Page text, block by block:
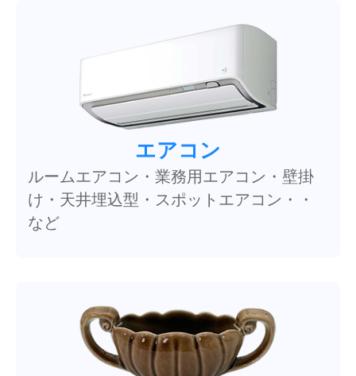
エアコン
ルームエアコン・業務用エアコン・壁掛
け・天井埋込型・スポットエアコン・・
など